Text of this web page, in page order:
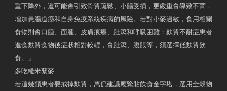
重下降外，還可能會引致骨質疏鬆、小腸受損，更嚴重會導致不育，
增加患腸道癌和自身免疫系統疾病的風險。若對小麥過敏，食用相關
食物則會口腫、面腫、皮膚痕癢、肚瀉和呼吸困難；麩質不耐症患者
進食麩質食物後症狀相對較輕，會肚瀉、腹脹等，須選擇低麩質飲
食。」
多吃糙米藜麥
若這幾類患者要戒掉麩質，萬侃建議應緊貼飲食金字塔，選用全穀物